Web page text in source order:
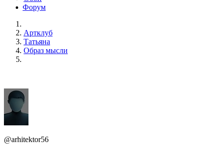
Форум
Артклуб
Татьяна
Образ мысли
@arhitektor56